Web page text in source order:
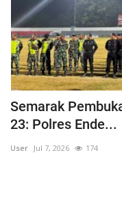
Semarak
23: Polres Ende...
User Jul 7, 2026 174